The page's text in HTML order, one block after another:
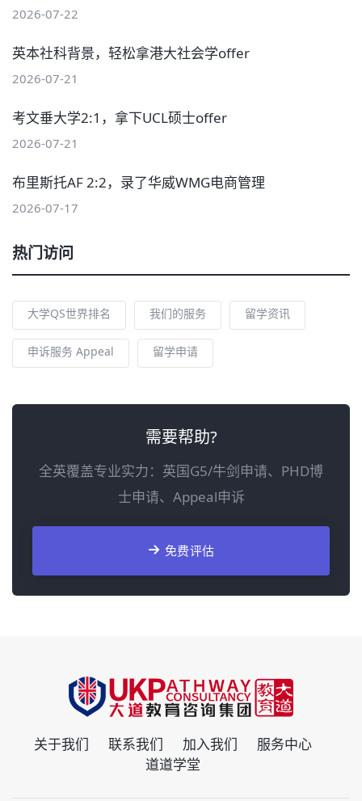
2026-07-22
英本社科背景，轻松拿港大社会学offer
2026-07-21
考文垂大学2:1，拿下UCL硕士offer
2026-07-21
布里斯托AF 2:2，录了华威WMG电商管理
2026-07-17
热门访问
大学QS世界排名 我们的服务 留学资讯
申诉服务 Appeal 留学申请
需要帮助?
全英覆盖专业实力：英国G5/牛剑申请、PHD博
士申请、Appeal申诉
免费评估
关于我们 联系我们 加入我们
服务中心
道道学堂